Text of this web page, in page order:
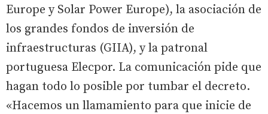
Europe y Solar Power Europe), la asociación de
los grandes fondos de inversión de
infraestructuras (GIIA), y la patronal
portuguesa Elecpor. La comunicación pide que
hagan todo lo posible por tumbar el decreto.
«Hacemos un llamamiento para que inicie de